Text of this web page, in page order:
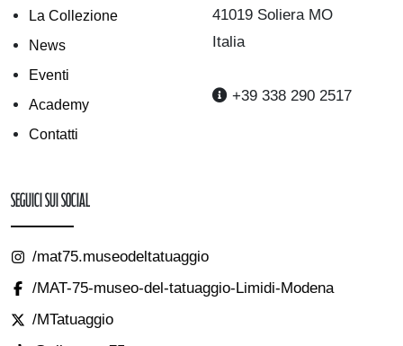
La Collezione
News
Eventi
Academy
Contatti
41019 Soliera MO
Italia
+39 338 290 2517
Seguici sui Social
/mat75.museodeltatuaggio
/MAT-75-museo-del-tatuaggio-Limidi-Modena
/MTatuaggio